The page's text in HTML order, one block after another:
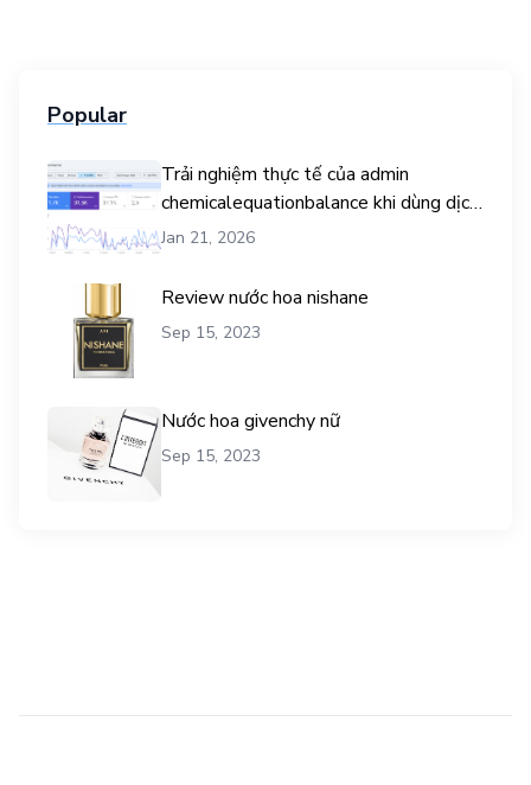
Popular
Trải nghiệm thực tế của admin
chemicalequationbalance khi dùng dịch
vụ mua traffic user
Jan 21, 2026
Review nước hoa nishane
Sep 15, 2023
Nước hoa givenchy nữ
Sep 15, 2023